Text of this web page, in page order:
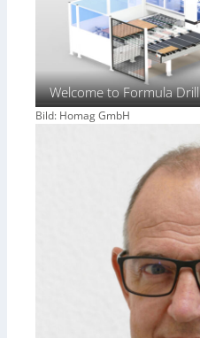
Welcome to Formula Drill
Bild: Homag GmbH